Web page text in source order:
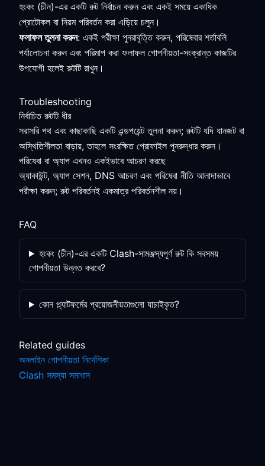
হংকং (চীন)-এর একটি রুট নির্বাচন করুন এবং একই সময়ে একাধিক
প্রোটোকল বা নিয়ম পরিবর্তন করা এড়িয়ে চলুন।
ফলাফল তুলনা করুন: একই পরীক্ষা পুনরাবৃত্তি করুন, পরিষেবার শর্তাবলি
পর্যালোচনা করুন এবং পরিমাপ করা ফলাফল গোপনীয়তা-সংক্রান্ত কাজটির
উপযোগী হলেই রুটটি রাখুন।
Troubleshooting
নির্বাচিত রুটটি ধীর
সরাসরি পথ এবং কাছাকাছি একটি এন্ডপয়েন্ট তুলনা করুন; রুটটি যদি যানজট বা
অস্থিতিশীলতা বাড়ায়, তাহলে সংরক্ষিত প্রোফাইল পুনরুদ্ধার করুন।
পরিষেবা বা অ্যাপ এখনও একইভাবে আচরণ করছে
অ্যাকাউন্ট, অ্যাপ সেশন, DNS আচরণ এবং পরিষেবা নীতি আলাদাভাবে
পরীক্ষা করুন; রুট পরিবর্তনই একমাত্র পরিবর্তনশীল নয়।
FAQ
হংকং (চীন)-এর একটি Clash-সামঞ্জস্যপূর্ণ রুট কি সবসময়
গোপনীয়তা উন্নত করবে?
কোন প্ল্যাটফর্মের প্রয়োজনীয়তাগুলো যাচাইকৃত?
Related guides
অনলাইন গোপনীয়তা নির্দেশিকা
Clash সমস্যা সমাধান